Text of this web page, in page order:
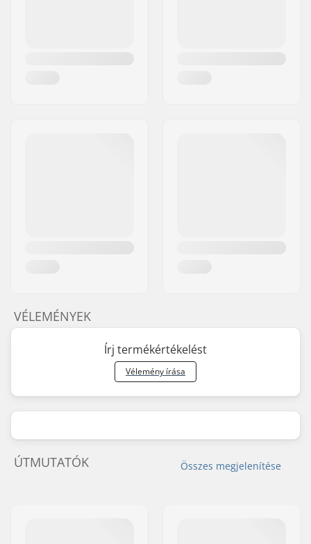
VÉLEMÉNYEK
Írj termékértékelést
Vélemény írása
Összes megjelenítése
ÚTMUTATÓK